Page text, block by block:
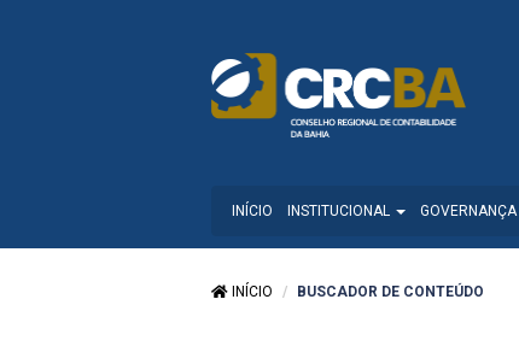
INÍCIO INSTITUCIONAL GOVERNANÇA
INÍCIO BUSCADOR DE CONTEÚDO